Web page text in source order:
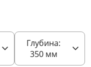
Глубина:
350мм